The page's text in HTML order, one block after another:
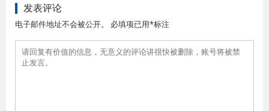
发表评论
电子邮件地址不会被公开。 必填项已用*标注